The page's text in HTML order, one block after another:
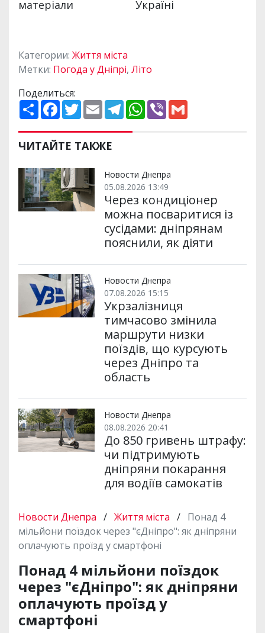
Категории: Життя міста
Метки: Погода у Дніпрі, Літо
Поделиться:
П
о
и
р
и
и
F
a
e
b
o
k
T
w
t
t
e
E
m
i
l
T
e
e
m
W
h
p
V
ЧИТАЙТЕ ТАКЖЕ
Новости Днепра
05.08.2026 13:49
Через кондиціонер
можна посваритися із
сусідами: дніпрянам
пояснили, як діяти
Новости Днепра
07.08.2026 15:15
Укрзалізниця
тимчасово змінила
маршрути низки
поїздів, що курсують
через Дніпро та
область
Новости Днепра
08.08.2026 20:41
До 850 гривень штрафу:
чи підтримують
дніпряни покарання
для водіїв самокатів
Новости Днепра / Життя міста / Понад 4
мільйони поїздок через "єДніпро": як дніпряни
оплачують проїзд у смартфоні
Понад 4 мільйони поїздок
через "єДніпро": як дніпряни
оплачують проїзд у
смартфоні